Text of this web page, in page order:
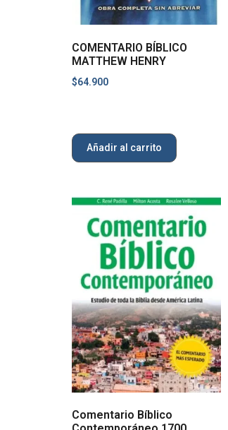
COMENTARIO BÍBLICO
MATTHEW HENRY
$64.900
Añadir al carrito
Comentario Bíblico